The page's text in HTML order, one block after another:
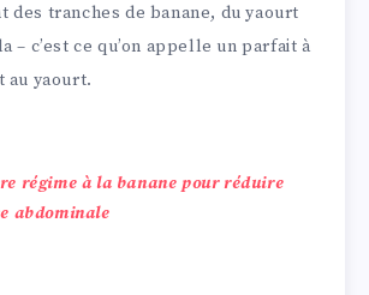
des tranches de banane, du yaourt
– c’est ce qu’on appelle un parfait à
au yaourt.
régime à la banane pour réduire
abdominale